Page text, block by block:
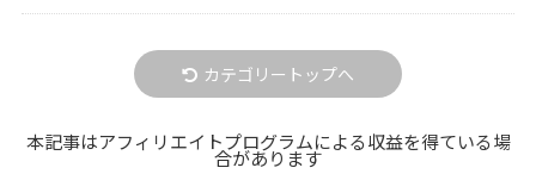
カテゴリートップへ
本記事はアフィリエイトプログラムによる収益を得ている場
合があります